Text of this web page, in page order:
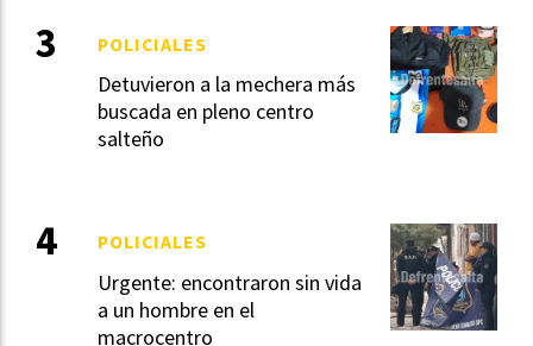
Detuvieron a la mechera más
buscada en pleno centro
salteño
POLICIALES
Urgente: encontraron sin vida
a un hombre en el
macrocentro
POLICIALES